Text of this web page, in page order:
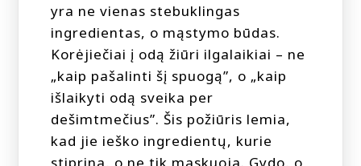
yra ne vienas stebuklingas
ingredientas, o mąstymo būdas.
Korėjiečiai į odą žiūri ilgalaikiai – ne
„kaip pašalinti šį spuogą”, o „kaip
išlaikyti odą sveika per
dešimtmečius”. Šis požiūris lemia,
kad jie ieško ingredientų, kurie